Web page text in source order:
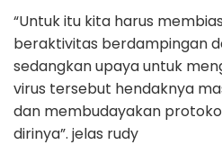
“Untuk itu kita harus
beraktivitas berdampingan
sedangkan upaya untuk
virus tersebut hendaknya
dan membudayakan
dirinya”. jelas rudy